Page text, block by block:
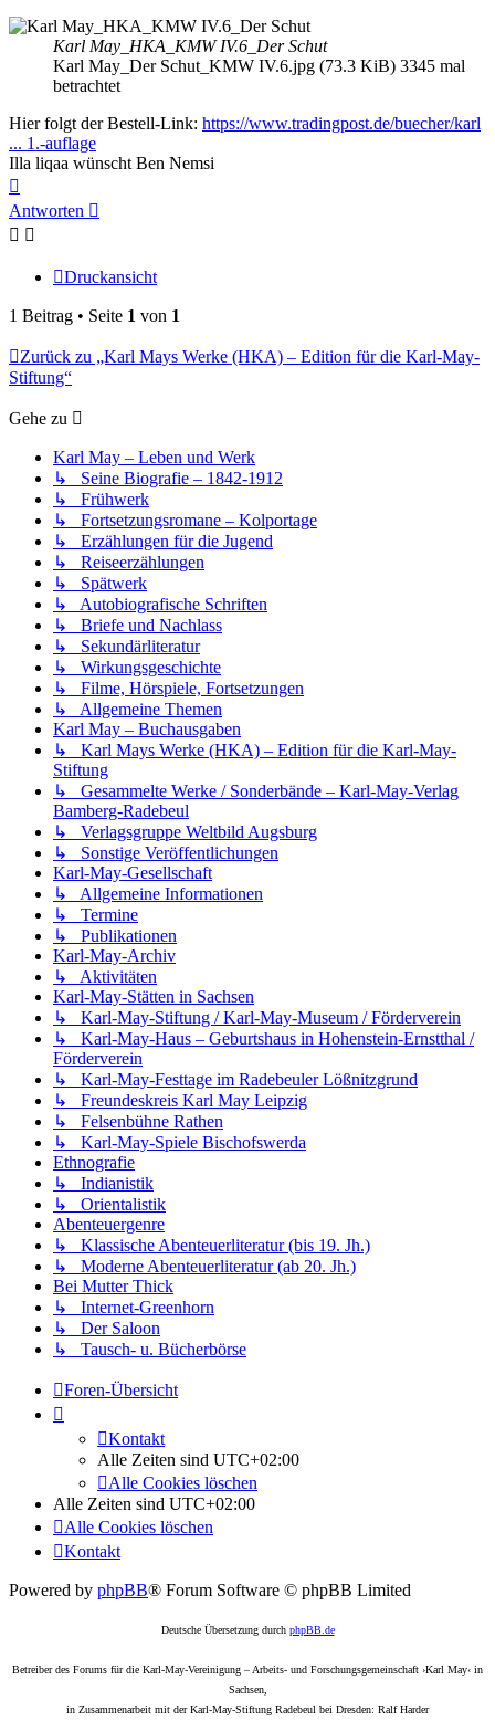
Karl May_HKA_KMW IV.6_Der Schut
Karl May_Der Schut_KMW IV.6.jpg (73.3 KiB) 3345 mal
betrachtet
Hier folgt der Bestell-Link: https://www.tradingpost.de/buecher/karl
... 1.-auflage
Illa liqaa wünscht Ben Nemsi
oben
Antworten
Druckansicht
1 Beitrag • Seite 1 von 1
Zurück zu „Karl Mays Werke (HKA) – Edition für die Karl-May-
Stiftung“
Gehe zu
Karl May – Leben und Werk
↳ Seine Biografie – 1842-1912
↳ Frühwerk
↳ Fortsetzungsromane – Kolportage
↳ Erzählungen für die Jugend
↳ Reiseerzählungen
↳ Spätwerk
↳ Autobiografische Schriften
↳ Briefe und Nachlass
↳ Sekundärliteratur
↳ Wirkungsgeschichte
↳ Filme, Hörspiele, Fortsetzungen
↳ Allgemeine Themen
Karl May – Buchausgaben
↳ Karl Mays Werke (HKA) – Edition für die Karl-May-
Stiftung
↳ Gesammelte Werke / Sonderbände – Karl-May-Verlag
Bamberg-Radebeul
↳ Verlagsgruppe Weltbild Augsburg
↳ Sonstige Veröffentlichungen
Karl-May-Gesellschaft
↳ Allgemeine Informationen
↳ Termine
↳ Publikationen
Karl-May-Archiv
↳ Aktivitäten
Karl-May-Stätten in Sachsen
↳ Karl-May-Stiftung / Karl-May-Museum / Förderverein
↳ Karl-May-Haus – Geburtshaus in Hohenstein-Ernstthal /
Förderverein
↳ Karl-May-Festtage im Radebeuler Lößnitzgrund
↳ Freundeskreis Karl May Leipzig
↳ Felsenbühne Rathen
↳ Karl-May-Spiele Bischofswerda
Ethnografie
↳ Indianistik
↳ Orientalistik
Abenteuergenre
↳ Klassische Abenteuerliteratur (bis 19. Jh.)
↳ Moderne Abenteuerliteratur (ab 20. Jh.)
Bei Mutter Thick
↳ Internet-Greenhorn
↳ Der Saloon
↳ Tausch- u. Bücherbörse
Foren-Übersicht
Kontakt
Alle Zeiten sind UTC+02:00
Alle Cookies löschen
Alle Zeiten sind UTC+02:00
Alle Cookies löschen
Kontakt
Powered by phpBB® Forum Software © phpBB Limited
Deutsche Übersetzung durch phpBB.de
Betreiber des Forums für die Karl-May-Vereinigung – Arbeits- und Forschungsgemeinschaft ›Karl May‹ in
Sachsen,
in Zusammenarbeit mit der Karl-May-Stiftung Radebeul bei Dresden: Ralf Harder